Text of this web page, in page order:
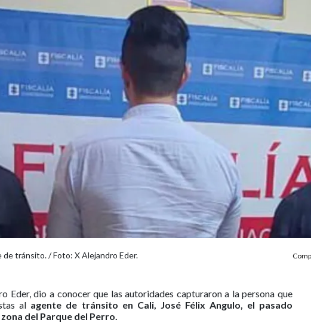
tránsito. / Foto: X Alejandro Eder.
Eder, dio a conocer que las autoridades capturaron a la persona que
al agente de tránsito en Cali, José Félix Angulo, el pasado
del Parque del Perro.